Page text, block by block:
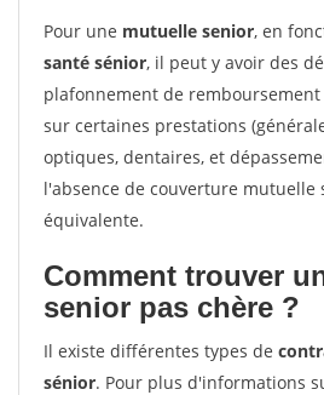
Pour une mutuelle senior, en
santé sénior, il peut y avoir des
plafonnement de
sur certaines prestations
optiques, dentaires, et
l'absence de couverture mutuelle
équivalente.
Comment trouver
senior pas chère ?
Il existe différentes types de
sénior. Pour plus d'informations